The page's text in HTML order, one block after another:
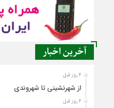
آخرین اخبار
4 روز قبل
از شهرنشینی تا شهروندی
4 روز قبل